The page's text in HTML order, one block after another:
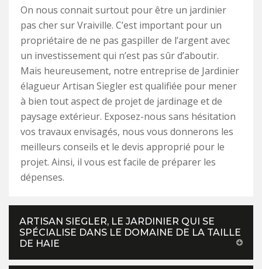
On nous connait surtout pour être un jardinier
pas cher sur Vraiville. C’est important pour un
propriétaire de ne pas gaspiller de l’argent avec
un investissement qui n’est pas sûr d’aboutir.
Mais heureusement, notre entreprise de Jardinier
élagueur Artisan Siegler est qualifiée pour mener
à bien tout aspect de projet de jardinage et de
paysage extérieur. Exposez-nous sans hésitation
vos travaux envisagés, nous vous donnerons les
meilleurs conseils et le devis approprié pour le
projet. Ainsi, il vous est facile de préparer les
dépenses.
ARTISAN SIEGLER, LE JARDINIER QUI SE
SPÉCIALISE DANS LE DOMAINE DE LA TAILLE
DE HAIE